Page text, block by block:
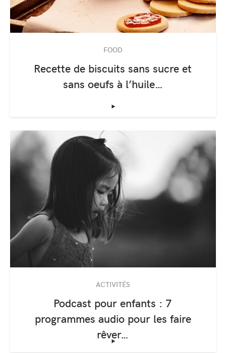
FOOD
Recette de biscuits sans sucre et
sans oeufs à l’huile…
‣
ACTIVITÉS
Podcast pour enfants : 7
programmes audio pour les faire
rêver…
‣